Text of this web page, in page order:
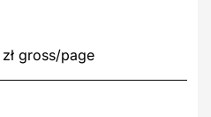
gross/page